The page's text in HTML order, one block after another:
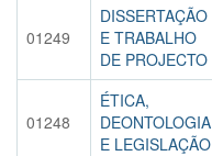
01249
DISSERTAÇÃO
E TRABALHO
DE PROJECTO
01248
ÉTICA,
DEONTOLOGIA
E LEGISLAÇÃO